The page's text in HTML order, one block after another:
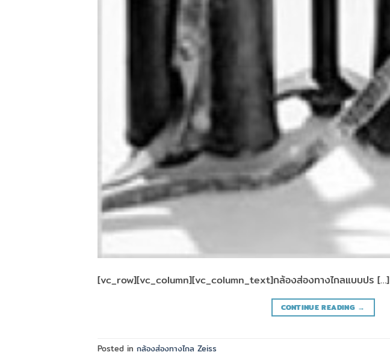
[vc_row][vc_column][vc_column_text]กล้องส่องทางไกลแบบปร […]
CONTINUE READING →
Posted in กล้องส่องทางไกล Zeiss